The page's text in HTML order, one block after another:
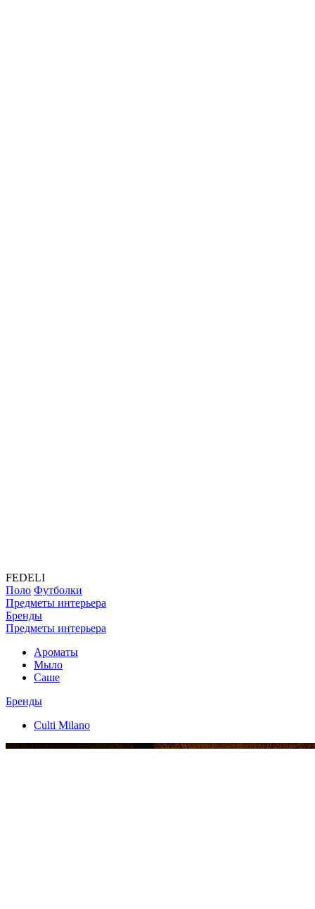
FEDELI
Поло Футболки
Предметы интерьера
Бренды
Предметы интерьера
Ароматы
Мыло
Саше
Бренды
Culti Milano